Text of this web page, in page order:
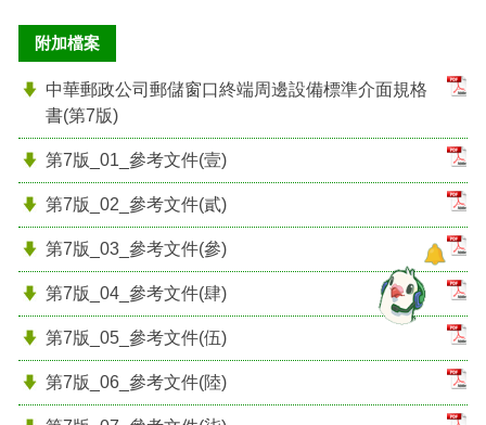
附加檔案
中華郵政公司郵儲窗口終端周邊設備標準介面規格
書(第7版)
第7版_01_參考文件(壹)
第7版_02_參考文件(貳)
第7版_03_參考文件(參)
第7版_04_參考文件(肆)
第7版_05_參考文件(伍)
第7版_06_參考文件(陸)